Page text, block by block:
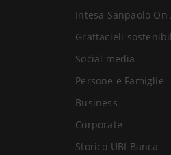
Intesa Sanpaolo On
Grattacieli
Social media
Persone e Famiglie
Business
Corporate
Storico UBI Banca